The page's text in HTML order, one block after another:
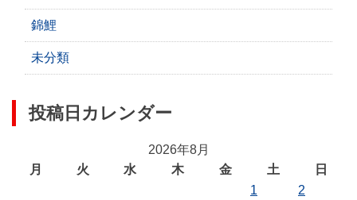
錦鯉
未分類
投稿日カレンダー
2026年8月
月
火 水 木 金 土
日
1
2